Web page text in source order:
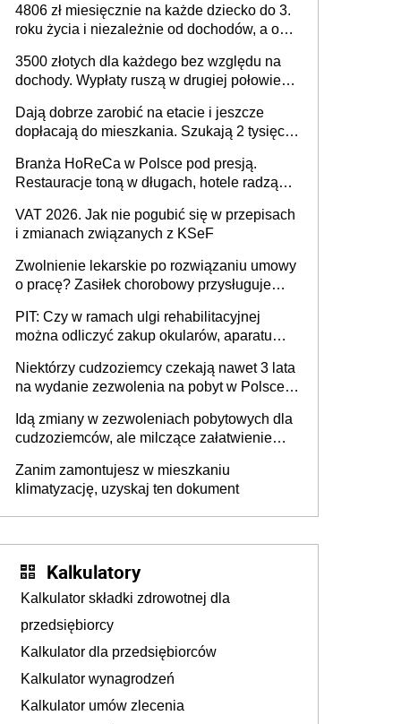
programu rządowego
4806 zł miesięcznie na każde dziecko do 3.
roku życia i niezależnie od dochodów, a od
ma odwrócić trend spadku liczby urodzeń w
Polsce
3500 złotych dla każdego bez względu na
dochody. Wypłaty ruszą w drugiej połowie
Dają dobrze zarobić na etacie i jeszcze
dopłacają do mieszkania. Szukają 2 tysięcy
Branża HoReCa w Polsce pod presją.
Restauracje toną w długach, hotele radzą
VAT 2026. Jak nie pogubić się w przepisach
i zmianach związanych z KSeF
Zwolnienie lekarskie po rozwiązaniu umowy
o pracę? Zasiłek chorobowy przysługuje
dni od ustania stosunku pracy
PIT: Czy w ramach ulgi rehabilitacyjnej
można odliczyć zakup okularów, aparatu
Niektórzy cudzoziemcy czekają nawet 3 lata
na wydanie zezwolenia na pobyt w Polsce.
opóźnienia z kartami pobytu to realny
problem
Idą zmiany w zezwoleniach pobytowych dla
cudzoziemców, ale milczące załatwienie
Zanim zamontujesz w mieszkaniu
klimatyzację, uzyskaj ten dokument
Kalkulatory
Kalkulator składki zdrowotnej dla
przedsiębiorcy
Kalkulator dla przedsiębiorców
Kalkulator wynagrodzeń
Kalkulator umów zlecenia